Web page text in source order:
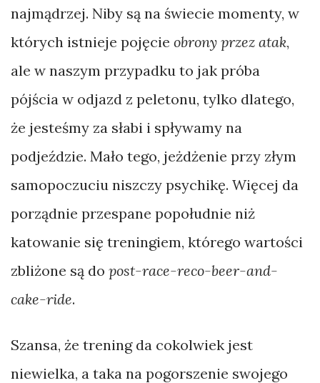
najmądrzej. Niby są na świecie momenty, w
których istnieje pojęcie obrony przez atak,
ale w naszym przypadku to jak próba
pójścia w odjazd z peletonu, tylko dlatego,
że jesteśmy za słabi i spływamy na
podjeździe. Mało tego, jeżdżenie przy złym
samopoczuciu niszczy psychikę. Więcej da
porządnie przespane popołudnie niż
katowanie się treningiem, którego wartości
zbliżone są do post-race-reco-beer-and-
cake-ride.
Szansa, że trening da cokolwiek jest
niewielka, a taka na pogorszenie swojego